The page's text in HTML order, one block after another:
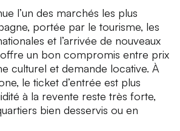
l’un des marchés les plus
portée par le tourisme, les
et l’arrivée de nouveaux
offre un bon compromis entre prix
culturel et demande locative. À
le ticket d’entrée est plus
à la revente reste très forte,
bien desservis ou en